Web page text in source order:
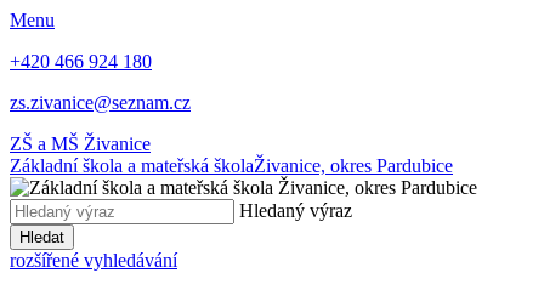
Menu
+420 466 924 180
zs.zivanice@seznam.cz
ZŠ a MŠ Živanice
Základní škola a mateřská školaŽivanice, okres Pardubice
Hledaný výraz
Hledat
rozšířené vyhledávání